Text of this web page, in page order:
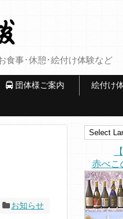
食事･休憩･絵付け体験など
団体様ご案内 絵付け
お知らせ
赤べこ